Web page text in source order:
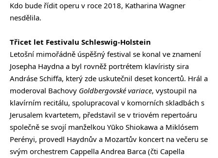
Kdo bude řídit operu v roce 2018, Katharina Wagner
nesdělila.
Třicet let Festivalu Schleswig-Holstein
Letošní mimořádně úspěšný festival se konal ve znamení
Josepha Haydna a byl rovněž portrétem klavíristy sira
Andráse Schiffa, který zde uskutečnil deset koncertů. Hrál a
moderoval Bachovy Goldbergovské variace, vystoupil na
klavírním recitálu, spolupracoval v komorních skladbách s
Jerusalem kvartetem, představil se v triovém repertoáru
společně se svojí manželkou Yūko Shiokawa a Miklósem
Perényi, provedl Haydnův a Mozartův koncert na večeru se
svým orchestrem Cappella Andrea Barca (čti Capella